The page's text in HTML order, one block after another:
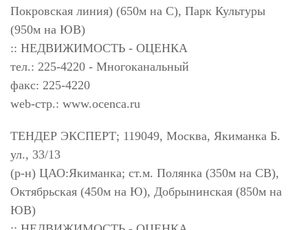
Покровская линия) (650м на С), Парк Культуры
(950м на ЮВ)
:: НЕДВИЖИМОСТЬ - ОЦЕНКА
тел.: 225-4220 - Многоканальный
факс: 225-4220
web-стр.: www.ocenca.ru
ТЕНДЕР ЭКСПЕРТ; 119049, Москва, Якиманка Б.
ул., 33/13
(р-н) ЦАО:Якиманка; ст.м. Полянка (350м на СВ),
Октябрьская (450м на Ю), Добрынинская (850м на
ЮВ)